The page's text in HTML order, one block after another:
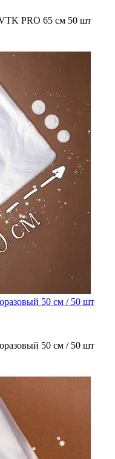
PRO 65 см 50 шт
50 см / 50 шт
50 см / 50 шт